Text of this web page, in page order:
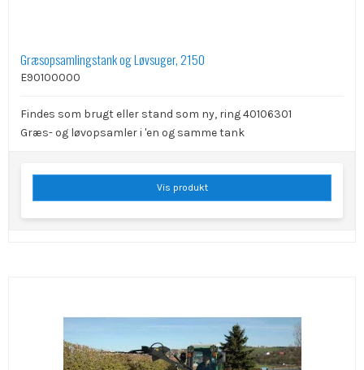
Græsopsamlingstank og Løvsuger, 2150
E90100000
Findes som brugt eller stand som ny, ring 40106301
Græs- og løvopsamler i 'en og samme tank
Vis produkt